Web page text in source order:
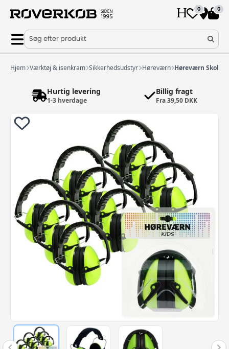
0 0
Søg efter produkt
Hjem Værktøj & isenkram Sikkerhedsudstyr Høreværn Høreværn
Hurtig levering
1-3 hverdage
Billig fragt
Fra 39,50 DKK